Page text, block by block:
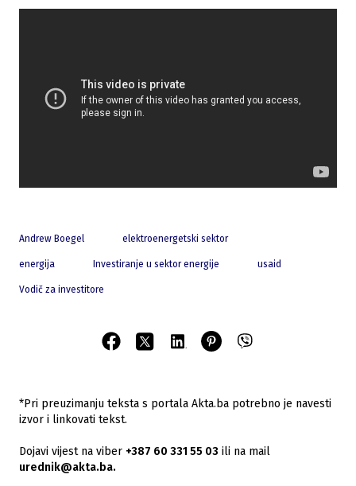
Andrew Boegel elektroenergetski sektor
energija Investiranje u sektor energije usaid
Vodič za investitore
*Pri preuzimanju teksta s portala Akta.ba potrebno je navesti
izvor i linkovati tekst.
Dojavi vijest na viber +387 60 331 55 03 ili na mail
urednik@akta.ba.